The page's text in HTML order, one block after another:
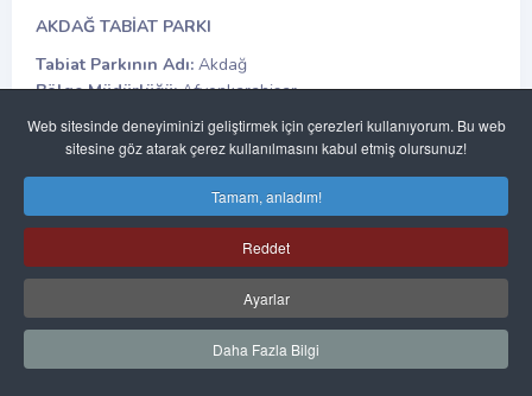
AKDAĞ TABİAT PARKI
Tabiat Parkının Adı: Akdağ
Bölge Müdürlüğü:Afyonkarahisar
İl:Denizli / Afyonkarahisar
İlçe / Köy:Çivril / Sandıklı
Denizli 6245,5 Ha. (%42'si) olmak üzere toplam 14781 Ha.
İlan Tarihi:29.06.2000
Akdağ Tabiat Parkı, Afyon ili Sandıklı ilçesinde 8535,5 Ha.
(%58'i) ve Denizli ili Çivril ilçesinde 6245,5 Ha (%42'si) olmak
üzere toplam 14781 Ha. Büyüklüğündedir. Akdağ Tabiat
Parkı, Orman Bakanlığı'nın 29.06.2000 gün ve
Web sitesinde deneyiminizi geliştirmek için çerezleri kullanıyorum. Bu web
sitesine göz atarak çerez kullanılmasını kabul etmiş olursunuz!
Tamam, anladım!
Reddet
Ayarlar
Daha Fazla Bilgi